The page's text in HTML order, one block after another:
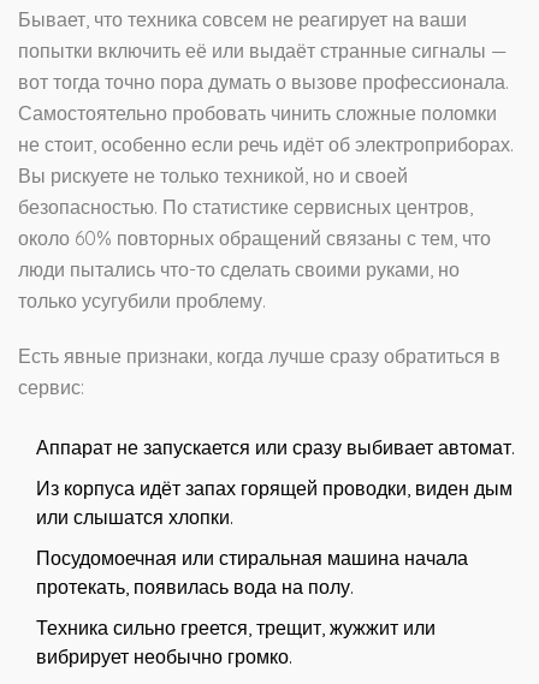
Бывает, что техника совсем не реагирует на ваши
попытки включить её или выдаёт странные сигналы —
вот тогда точно пора думать о вызове профессионала.
Самостоятельно пробовать чинить сложные поломки
не стоит, особенно если речь идёт об электроприборах.
Вы рискуете не только техникой, но и своей
безопасностью. По статистике сервисных центров,
около 60% повторных обращений связаны с тем, что
люди пытались что-то сделать своими руками, но
только усугубили проблему.
Есть явные признаки, когда лучше сразу обратиться в
сервис:
Аппарат не запускается или сразу выбивает автомат.
Из корпуса идёт запах горящей проводки, виден дым
или слышатся хлопки.
Посудомоечная или стиральная машина начала
протекать, появилась вода на полу.
Техника сильно греется, трещит, жужжит или
вибрирует необычно громко.